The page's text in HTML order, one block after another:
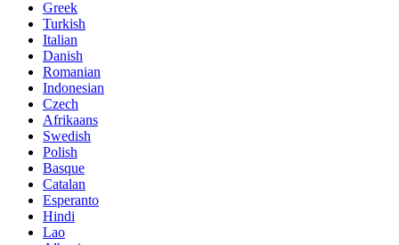
Greek
Turkish
Italian
Danish
Romanian
Indonesian
Czech
Afrikaans
Swedish
Polish
Basque
Catalan
Esperanto
Hindi
Lao